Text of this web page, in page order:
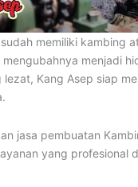
memiliki kambing
menjadi
lezat, Kang Asep siap
jasa pembuatan
yang profesional